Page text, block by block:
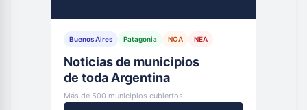
Buenos Aires Patagonia NOA NEA
Noticias de municipios
de toda Argentina
Más de 500 municipios cubiertos